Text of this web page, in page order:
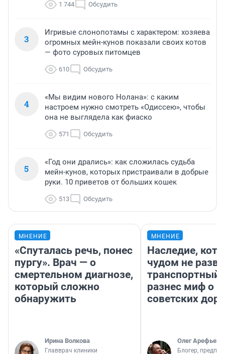
1 744 Обсудить
3
Игривые слонопотамы с характером: хозяева
огромных мейн-кунов показали своих котов
— фото суровых питомцев
610 Обсудить
4
«Мы видим нового Нолана»: с каким
настроем нужно смотреть «Одиссею», чтобы
она не выглядела как фиаско
571 Обсудить
5
«Год они дрались»: как сложилась судьба
мейн-кунов, которых пристраивали в добрые
руки. 10 приветов от больших кошек
513 Обсудить
МНЕНИЕ
«Спуталась речь, понес
пургу». Врач — о
смертельном диагнозе,
который сложно
обнаружить
Ирина Волкова
Главврач клиники
МНЕНИЕ
Наследие,
чудом не
транспортный
разнес миф о
советских
Олег Арефьев
Блогер,